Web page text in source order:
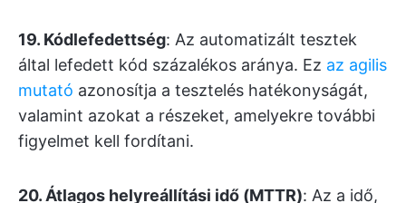
19. Kódlefedettség: Az automatizált tesztek
által lefedett kód százalékos aránya. Ez az agilis
mutató azonosítja a tesztelés hatékonyságát,
valamint azokat a részeket, amelyekre további
figyelmet kell fordítani.
20. Átlagos helyreállítási idő (MTTR): Az a idő,